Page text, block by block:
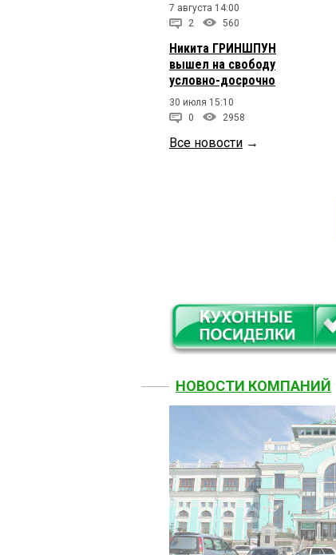
7 августа 14:00
2
560
Никита ГРИНШПУН
вышел на свободу
условно-досрочно
30 июля 15:10
0
2958
Все новости →
НОВОСТИ КОМПАНИЙ